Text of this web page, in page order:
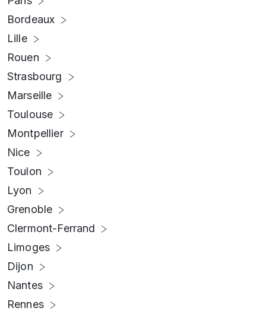
Bordeaux
Lille
Rouen
Strasbourg
Marseille
Toulouse
Montpellier
Nice
Toulon
Lyon
Grenoble
Clermont-Ferrand
Limoges
Dijon
Nantes
Rennes